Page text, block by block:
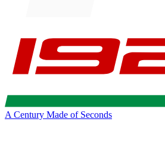
A Century Made of Seconds